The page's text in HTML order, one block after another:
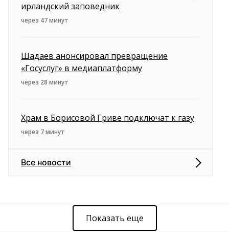
ирландский заповедник
через 47 минут
Шадаев анонсировал превращение
«Госуслуг» в медиаплатформу
через 28 минут
Храм в Борисовой Гриве подключат к газу
через 7 минут
Все новости
Показать еще